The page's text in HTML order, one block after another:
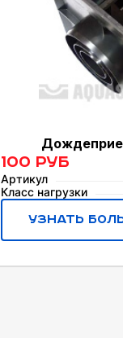
100 руб
Артикул
Класс нагрузки
Узнать